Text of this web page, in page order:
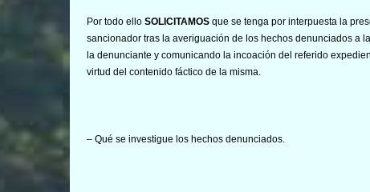
Por todo ello SOLICITAMOS que se tenga por interpuesta la
sancionador tras la averiguación de los hechos denunciados a
la denunciante y comunicando la incoación del referido
virtud del contenido fáctico de la misma.
– Qué se investigue los hechos denunciados.